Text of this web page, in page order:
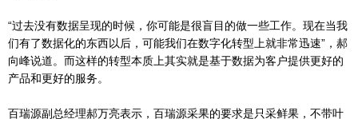
“过去没有数据呈现的时候，你可能是很盲目的做一些工作。现在当我
们有了数据化的东西以后，可能我们在数字化转型上就非常迅速”，郝
向峰说道。而这样的转型本质上其实就是基于数据为客户提供更好的
产品和更好的服务。
百瑞源副总经理郝万亮表示，百瑞源采果的要求是只采鲜果，不带叶